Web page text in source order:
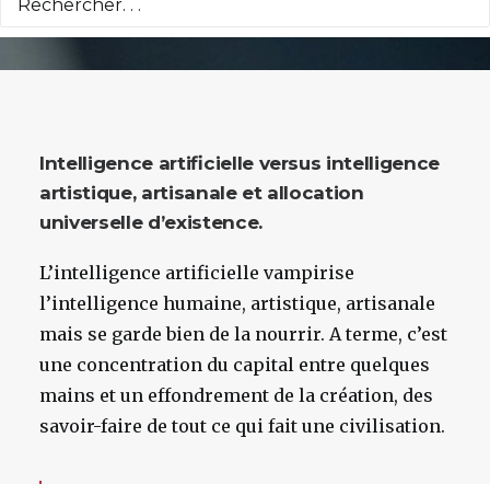
Intelligence artificielle versus intelligence
artistique, artisanale et allocation
universelle d’existence.
L’intelligence artificielle vampirise
l’intelligence humaine, artistique, artisanale
mais se garde bien de la nourrir. A terme, c’est
une concentration du capital entre quelques
mains et un effondrement de la création, des
savoir-faire de tout ce qui fait une civilisation.